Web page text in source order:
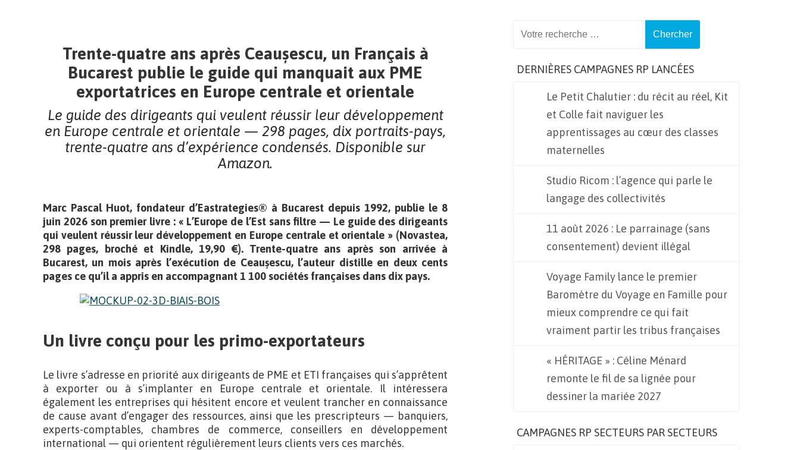
Trente-quatre ans après Ceaușescu, un Français à
Bucarest publie le guide qui manquait aux PME
exportatrices en Europe centrale et orientale
Le guide des dirigeants qui veulent réussir leur développement
en Europe centrale et orientale — 298 pages, dix portraits-pays,
trente-quatre ans d’expérience condensés. Disponible sur
Amazon.
Marc Pascal Huot, fondateur d’Eastrategies® à Bucarest depuis 1992, publie le 8
juin 2026 son premier livre : « L’Europe de l’Est sans filtre — Le guide des dirigeants
qui veulent réussir leur développement en Europe centrale et orientale » (Novastea,
298 pages, broché et Kindle, 19,90 €). Trente-quatre ans après son arrivée à
Bucarest, un mois après l’exécution de Ceaușescu, l’auteur distille en deux cents
pages ce qu’il a appris en accompagnant 1 100 sociétés françaises dans dix pays.
Un livre conçu pour les primo-exportateurs
Le livre s’adresse en priorité aux dirigeants de PME et ETI françaises qui s’apprêtent
à exporter ou à s’implanter en Europe centrale et orientale. Il intéressera
également les entreprises qui hésitent encore et veulent trancher en connaissance
de cause avant d’engager des ressources, ainsi que les prescripteurs — banquiers,
experts-comptables, chambres de commerce, conseillers en développement
international — qui orientent régulièrement leurs clients vers ces marchés.
DERNIÈRES CAMPAGNES RP LANCÉES
Le Petit Chalutier : du récit au réel, Kit
et Colle fait naviguer les
apprentissages au cœur des classes
maternelles
Studio Ricom : l’agence qui parle le
langage des collectivités
11 août 2026 : Le parrainage (sans
consentement) devient illégal
Voyage Family lance le premier
Baromètre du Voyage en Famille pour
mieux comprendre ce qui fait
vraiment partir les tribus françaises
« HÉRITAGE » : Céline Ménard
remonte le fil de sa lignée pour
dessiner la mariée 2027
CAMPAGNES RP SECTEURS PAR SECTEURS